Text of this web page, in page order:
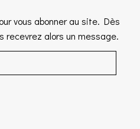
vous abonner au site. Dès
recevrez alors un message.